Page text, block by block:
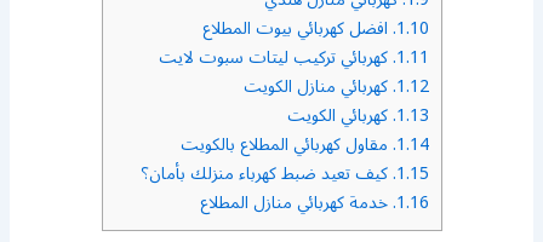
1.10. افضل كهربائي بيوت المطلاع
1.11. كهربائي تركيب ليتات سبوت لايت
1.12. كهربائي منازل الكويت
1.13. كهربائي الكويت
1.14. مقاول كهربائي المطلاع بالكويت
1.15. كيف تعيد ضبط كهرباء منزلك بأمان؟
1.16. خدمة كهربائي منازل المطلاع